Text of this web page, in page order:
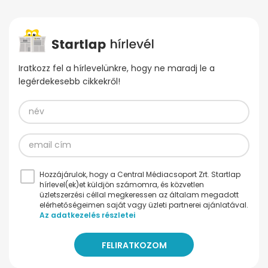
Iratkozz fel a hírlevelünkre, hogy ne maradj le a
legérdekesebb cikkekről!
Hozzájárulok, hogy a Central Médiacsoport Zrt. Startlap
hírlevel(ek)et küldjön számomra, és közvetlen
üzletszerzési céllal megkeressen az általam megadott
elérhetőségeimen saját vagy üzleti partnerei ajánlatával.
Az adatkezelés részletei